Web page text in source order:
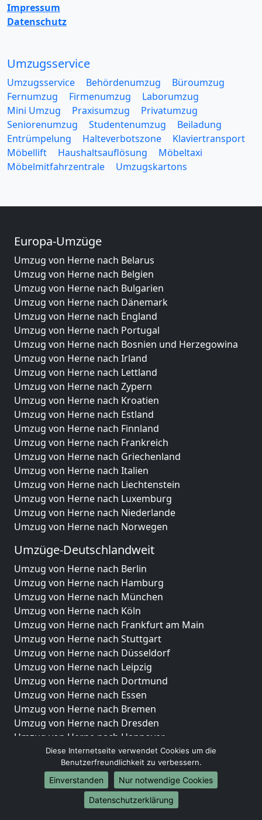
Impressum
Datenschutz
Umzugsservice
Umzugsservice Behördenumzug
Büroumzug
Fernumzug
Firmenumzug
Laborumzug
Mini Umzug
Praxisumzug
Privatumzug
Seniorenumzug
Studentenumzug
Beiladung
Entrümpelung
Halteverbotszone
Klaviertransport
Möbellift
Haushaltsauflösung
Möbeltaxi
Möbelmitfahrzentrale
Umzugskartons
Europa-Umzüge
Umzug von Herne nach Belarus
Umzug von Herne nach Belgien
Umzug von Herne nach Bulgarien
Umzug von Herne nach Dänemark
Umzug von Herne nach England
Umzug von Herne nach Portugal
Umzug von Herne nach Bosnien und Herzegowina
Umzug von Herne nach Irland
Umzug von Herne nach Lettland
Umzug von Herne nach Zypern
Umzug von Herne nach Kroatien
Umzug von Herne nach Estland
Umzug von Herne nach Finnland
Umzug von Herne nach Frankreich
Umzug von Herne nach Griechenland
Umzug von Herne nach Italien
Umzug von Herne nach Liechtenstein
Umzug von Herne nach Luxemburg
Umzug von Herne nach Niederlande
Umzug von Herne nach Norwegen
Umzüge-Deutschlandweit
Umzug von Herne nach Berlin
Umzug von Herne nach Hamburg
Umzug von Herne nach München
Umzug von Herne nach Köln
Umzug von Herne nach Frankfurt am Main
Umzug von Herne nach Stuttgart
Umzug von Herne nach Düsseldorf
Umzug von Herne nach Leipzig
Umzug von Herne nach Dortmund
Umzug von Herne nach Essen
Umzug von Herne nach Bremen
Umzug von Herne nach Dresden
Umzug von Herne nach Hannover
Umzug von Herne nach Nürnberg
Umzug von Herne nach Duisburg
Umzug von Herne nach Bochum
Umzug von Herne nach Wuppertal
Umzug von Herne nach Bielefeld
Diese Internetseite verwendet Cookies um die
Benutzerfreundlichkeit zu verbessern.
Einverstanden
Nur notwendige Cookies
Datenschutzerklärung